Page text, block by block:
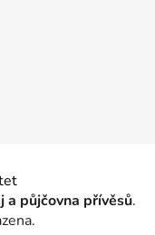
a půjčovna přívěsů.